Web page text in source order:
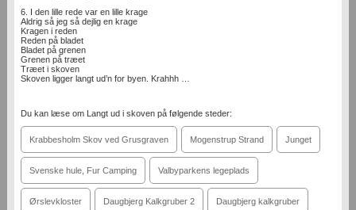
6. I den lille rede var en lille krage
Aldrig så jeg så dejlig en krage
Kragen i reden
Reden på bladet
Bladet på grenen
Grenen på træet
Træet i skoven
Skoven ligger langt ud’n for byen. Krahhh …
Du kan læse om Langt ud i skoven på følgende steder:
Krabbesholm Skov ved Grusgraven Mogenstrup Strand Junget
Svenske hule, Fur Camping Valbyparkens legeplads
Ørslevkloster Daugbjerg Kalkgruber 2 Daugbjerg kalkgruber